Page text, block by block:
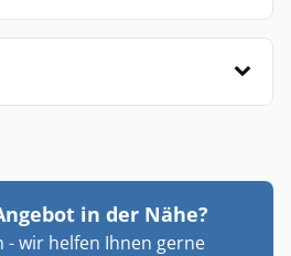
in der Nähe?
- wir helfen Ihnen gerne